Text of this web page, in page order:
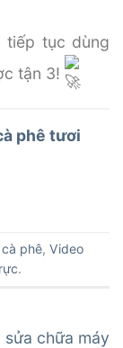
tiếp tục dùng
tận 3!
phê tươi
phê, Video
.
sửa chữa máy